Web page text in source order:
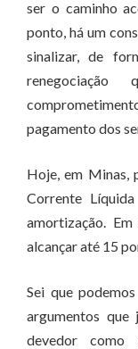
ser o caminho
ponto, há um
sinalizar, de
pagamento dos
Hoje, em Minas,
Corrente
amortização.
alcançar até 15
Sei que
argumentos
devedor